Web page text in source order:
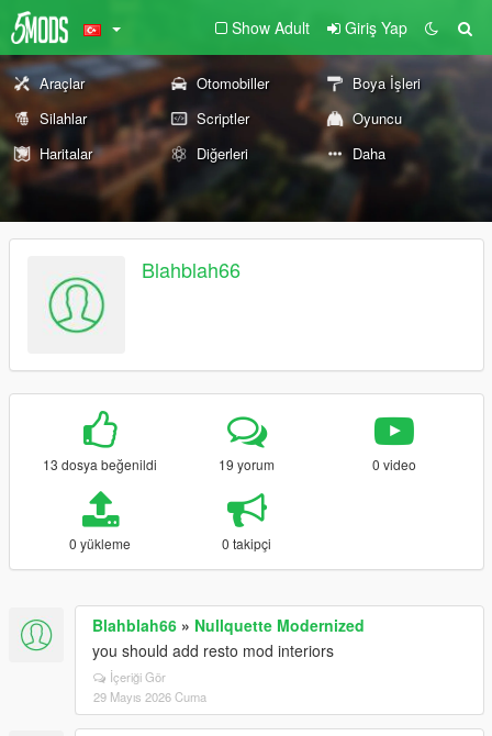
Show Adult Giriş Yap
Araçlar Otomobiller
Boya İşleri
Silahlar
Scriptler
Oyuncu
Haritalar
Diğerleri Daha
Blahblah66
13 dosya beğenildi 19 yorum 0 video
0 yükleme 0 takipçi
Blahblah66 » Nullquette Modernized
you should add resto mod interiors
İçeriği Gör
29 Mayıs 2026 Cuma